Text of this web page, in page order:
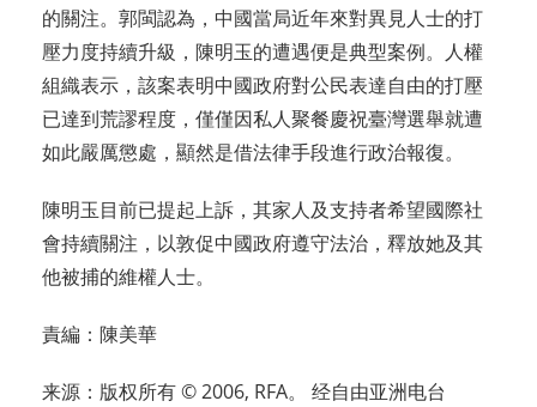
的關注。郭閩認為，中國當局近年來對異見人士的打
壓力度持續升級，陳明玉的遭遇便是典型案例。人權
組織表示，該案表明中國政府對公民表達自由的打壓
已達到荒謬程度，僅僅因私人聚餐慶祝臺灣選舉就遭
如此嚴厲懲處，顯然是借法律手段進行政治報復。
陳明玉目前已提起上訴，其家人及支持者希望國際社
會持續關注，以敦促中國政府遵守法治，釋放她及其
他被捕的維權人士。
責編：陳美華
来源：版权所有 © 2006, RFA。 经自由亚洲电台